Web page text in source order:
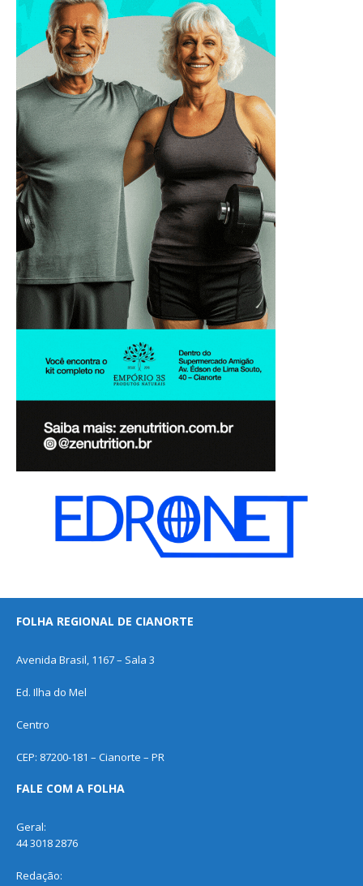
FOLHA REGIONAL DE CIANORTE
Avenida Brasil, 1167 – Sala 3
Ed. Ilha do Mel
Centro
CEP: 87200-181 – Cianorte – PR
FALE COM A FOLHA
Geral:
44 3018 2876
Redação: